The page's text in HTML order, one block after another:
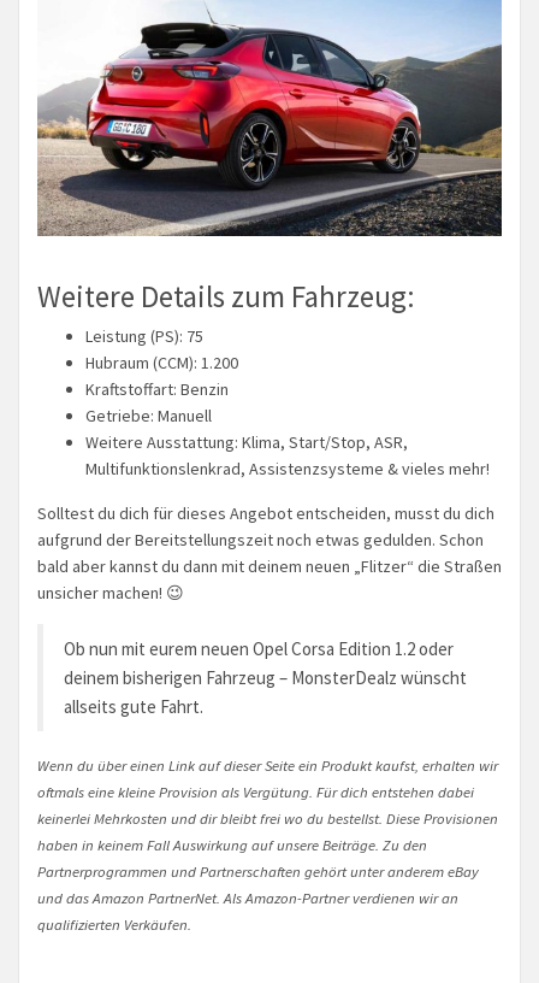
Weitere Details zum Fahrzeug:
Leistung (PS): 75
Hubraum (CCM): 1.200
Kraftstoffart: Benzin
Getriebe: Manuell
Weitere Ausstattung: Klima, Start/Stop, ASR,
Multifunktionslenkrad, Assistenzsysteme & vieles mehr!
Solltest du dich für dieses Angebot entscheiden, musst du dich
aufgrund der Bereitstellungszeit noch etwas gedulden. Schon
bald aber kannst du dann mit deinem neuen „Flitzer“ die Straßen
unsicher machen! 😉
Ob nun mit eurem neuen Opel Corsa Edition 1.2 oder
deinem bisherigen Fahrzeug – MonsterDealz wünscht
allseits gute Fahrt.
Wenn du über einen Link auf dieser Seite ein Produkt kaufst, erhalten wir
oftmals eine kleine Provision als Vergütung. Für dich entstehen dabei
keinerlei Mehrkosten und dir bleibt frei wo du bestellst. Diese Provisionen
haben in keinem Fall Auswirkung auf unsere Beiträge. Zu den
Partnerprogrammen und Partnerschaften gehört unter anderem eBay
und das Amazon PartnerNet. Als Amazon-Partner verdienen wir an
qualifizierten Verkäufen.